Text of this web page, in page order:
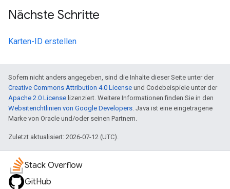
Nächste Schritte
Karten-ID erstellen
Sofern nicht anders angegeben, sind die Inhalte dieser Seite unter der
Creative Commons Attribution 4.0 License und Codebeispiele unter der
Apache 2.0 License lizenziert. Weitere Informationen finden Sie in den
Websiterichtlinien von Google Developers. Java ist eine eingetragene
Marke von Oracle und/oder seinen Partnern.
Zuletzt aktualisiert: 2026-07-12 (UTC).
Stack Overflow
GitHub